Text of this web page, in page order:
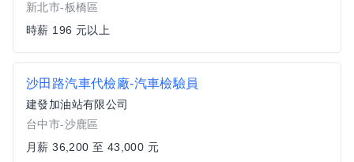
新北市-板橋區
時薪 196 元以上
沙田路汽車代檢廠-汽車檢驗員
建發加油站有限公司
台中市-沙鹿區
月薪 36,200 至 43,000 元